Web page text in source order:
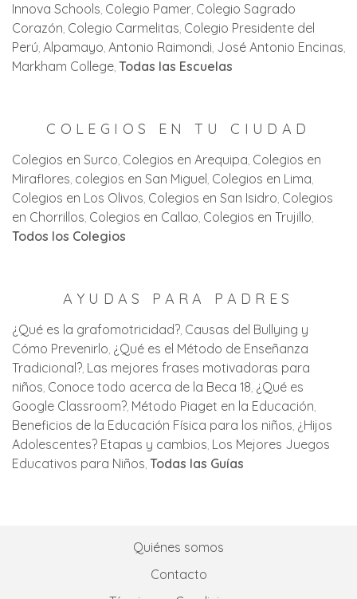
Innova Schools Colegio Pamer Colegio Sagrado
Corazón Colegio Carmelitas Colegio Presidente del
Perú Alpamayo Antonio Raimondi José Antonio Encinas
Markham College Todas las Escuelas
COLEGIOS EN TU CIUDAD
Colegios en Surco Colegios en Arequipa Colegios en
Miraflores colegios en San Miguel Colegios en Lima
Colegios en Los Olivos Colegios en San Isidro Colegios
en Chorrillos Colegios en Callao Colegios en Trujillo
Todos los Colegios
AYUDAS PARA PADRES
¿Qué es la grafomotricidad? Causas del Bullying y
Cómo Prevenirlo ¿Qué es el Método de Enseñanza
Tradicional? Las mejores frases motivadoras para
niños Conoce todo acerca de la Beca 18 ¿Qué es
Google Classroom? Método Piaget en la Educación
Beneficios de la Educación Física para los niños ¿Hijos
Adolescentes? Etapas y cambios Los Mejores Juegos
Educativos para Niños Todas las Guías
Quiénes somos
Contacto